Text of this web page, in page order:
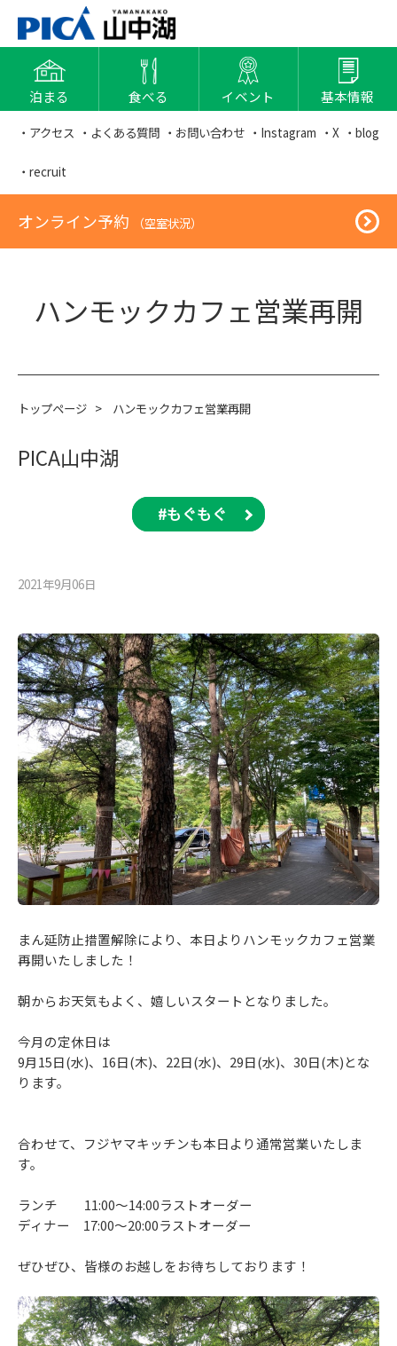
泊まる 食べる イベント 基本情報
・アクセス ・よくある質問 ・お問い合わせ ・Instagram ・X ・blog
・recruit
オンライン予約 （空室状況）
ハンモックカフェ営業再開
トップページ > ハンモックカフェ営業再開
PICA山中湖
#もぐもぐ
2021年9月06⽇
まん延防止措置解除により、本日よりハンモックカフェ営業
再開いたしました！
朝からお天気もよく、嬉しいスタートとなりました。
今月の定休日は
9月15日(水)、16日(木)、22日(水)、29日(水)、30日(木)とな
ります。
合わせて、フジヤマキッチンも本日より通常営業いたしま
す。
ランチ 11:00～14:00ラストオーダー
ディナー 17:00～20:00ラストオーダー
ぜひぜひ、皆様のお越しをお待ちしております！